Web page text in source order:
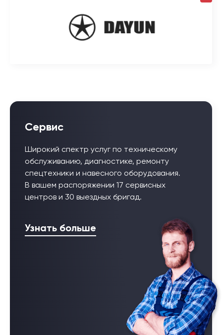
Сервис
Широкий спектр услуг по техническому
обслуживанию, диагностике, ремонту
спецтехники и навесного оборудования.
В вашем распоряжении 17 сервисных
центров и 30 выездных бригад.
Узнать больше